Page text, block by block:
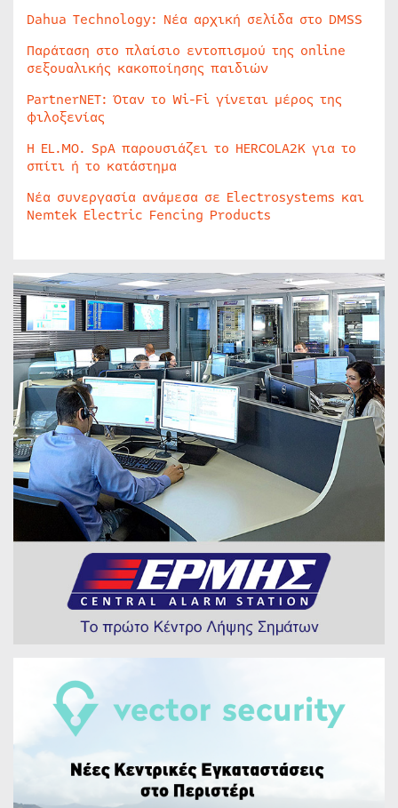
Dahua Technology: Νέα αρχική σελίδα στο DMSS
Παράταση στο πλαίσιο εντοπισμού της online
σεξουαλικής κακοποίησης παιδιών
PartnerNET: Όταν το Wi-Fi γίνεται μέρος της
φιλοξενίας
Η EL.MO. SpA παρουσιάζει το HERCOLA2K για το
σπίτι ή το κατάστημα
Νέα συνεργασία ανάμεσα σε Electrosystems και
Nemtek Electric Fencing Products